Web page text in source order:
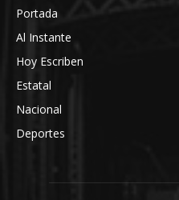
Portada
Al Instante
Hoy Escriben
Estatal
Nacional
Deportes